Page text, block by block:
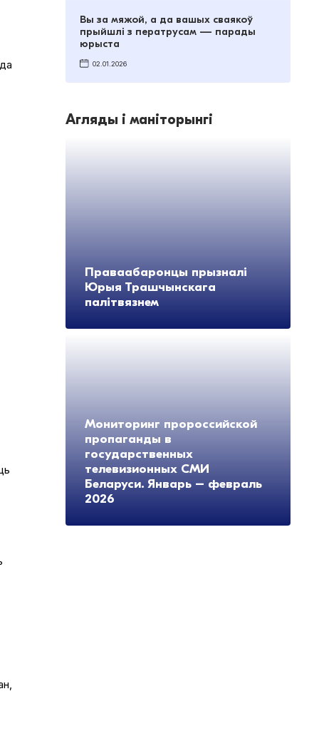
Вы за мяжой, а да вашых сваякоў
прыйшлі з ператрусам — парады
юрыста
02.01.2026
Агляды і маніторынгі
Праваабаронцы прызналі
Юрыя Трашчынскага
палітвязнем
Мониторинг пророссийской
пропаганды в
государственных
телевизионных СМИ
Беларуси. Январь – февраль
2026